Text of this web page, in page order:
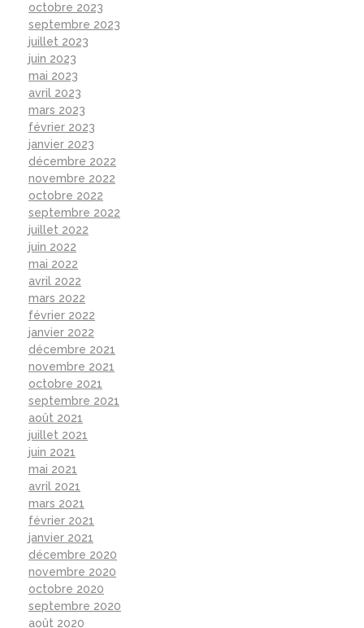
octobre 2023
septembre 2023
juillet 2023
juin 2023
mai 2023
avril 2023
mars 2023
février 2023
janvier 2023
décembre 2022
novembre 2022
octobre 2022
septembre 2022
juillet 2022
juin 2022
mai 2022
avril 2022
mars 2022
février 2022
janvier 2022
décembre 2021
novembre 2021
octobre 2021
septembre 2021
août 2021
juillet 2021
juin 2021
mai 2021
avril 2021
mars 2021
février 2021
janvier 2021
décembre 2020
novembre 2020
octobre 2020
septembre 2020
août 2020